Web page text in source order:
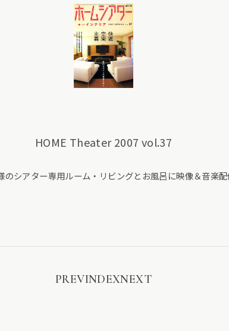
HOME Theater 2007 vol.37
のシアター専用ルーム・リビングとお風呂に映像＆音楽
PREVINDEXNEXT